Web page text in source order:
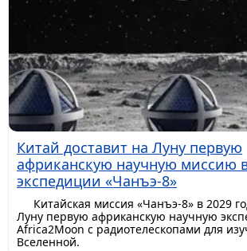
Китай доставит на Луну первую
африканскую научную миссию
экспедиции «Чанъэ-8»
Китайская миссия «Чанъэ-8» в 2029
Луну первую африканскую научную
Africa2Moon с радиотелескопами для
Вселенной.